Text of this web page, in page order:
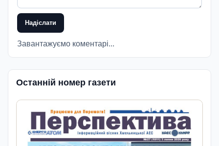
Надіслати
Завантажуємо коментарі...
Останній номер газети